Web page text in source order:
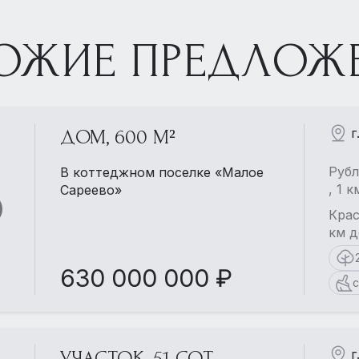
ДОМ, 600 М²
В коттеджном поселке «Малое
Сареево»
630 000 000 ₽
, 1
км